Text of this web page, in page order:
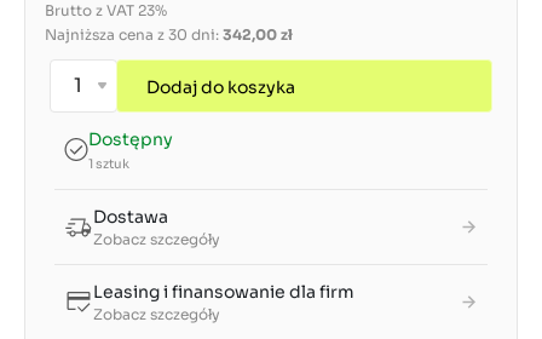
Brutto z VAT 23%
Najniższa cena z 30 dni: 342,00 zł
Dodaj do koszyka
Dostępny
1 sztuk
Dostawa
Zobacz szczegóły
Leasing i finansowanie dla firm
Zobacz szczegóły